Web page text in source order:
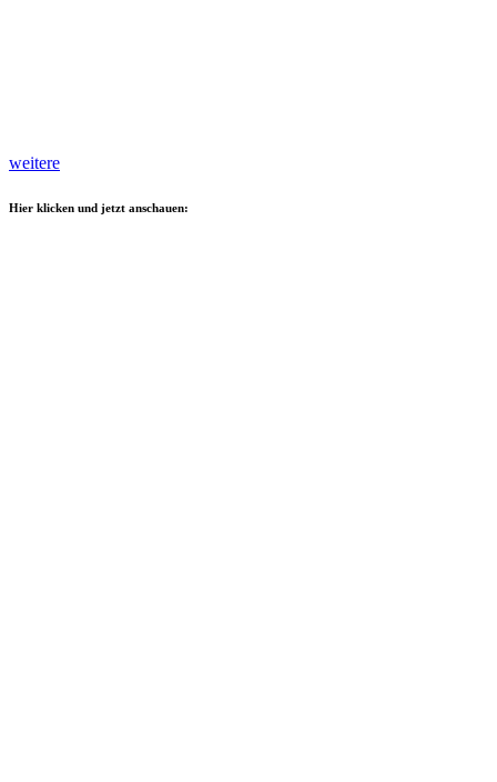
weitere
Hier klicken und jetzt anschauen: